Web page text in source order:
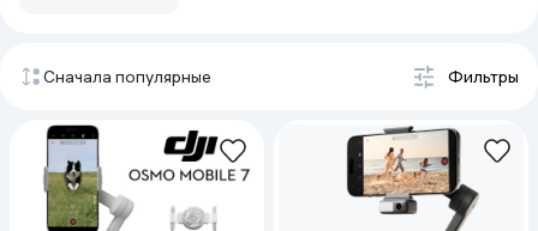
Сначала популярные Фильтры